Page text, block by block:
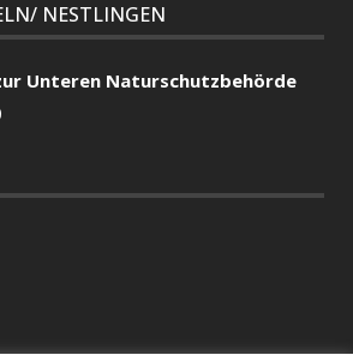
NESTLINGEN
Unteren Naturschutzbehörde